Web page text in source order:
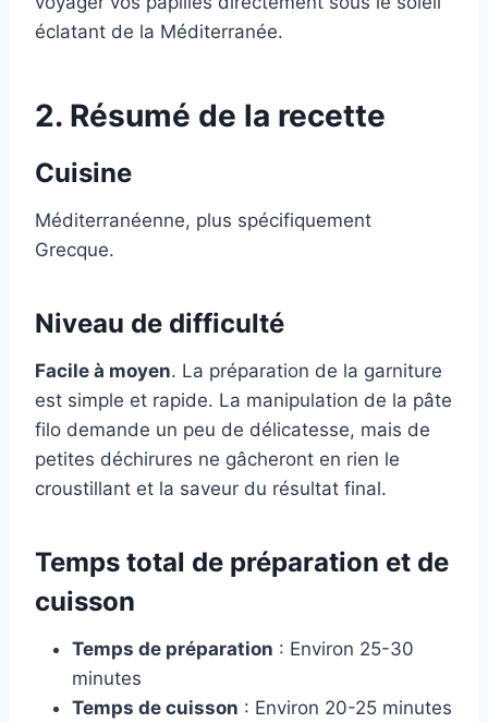
éclatant de la Méditerranée.
2. Résumé de la recette
Cuisine
Méditerranéenne, plus spécifiquement
Grecque.
Niveau de difficulté
Facile à moyen. La préparation de la garniture
est simple et rapide. La manipulation de la pâte
filo demande un peu de délicatesse, mais de
petites déchirures ne gâcheront en rien le
croustillant et la saveur du résultat final.
Temps total de préparation et de
cuisson
Temps de préparation : Environ 25-30
minutes
Temps de cuisson : Environ 20-25 minutes